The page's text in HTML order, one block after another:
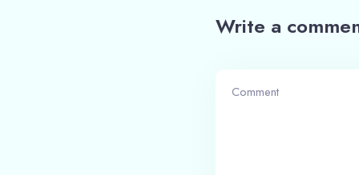
Write a